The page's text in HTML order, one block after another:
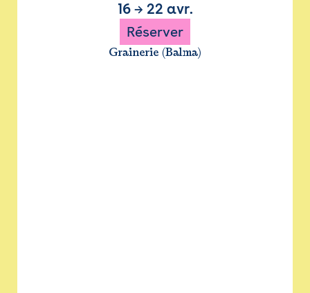
16→ 22 avr.
Réserver
Grainerie (Balma)